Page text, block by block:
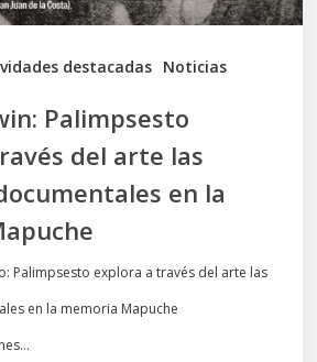
destacadas Noticias
Palimpsesto
del arte las
en la
Palimpsesto explora a través del arte las
en la memoria Mapuche